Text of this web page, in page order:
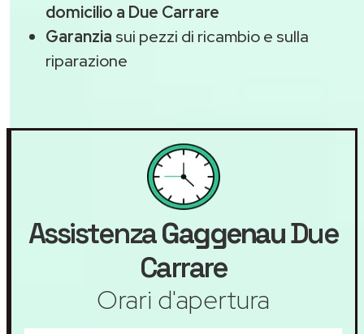
domicilio a Due Carrare
Garanzia sui pezzi di ricambio e sulla
riparazione
AssistenzaGaggenauDue
Carrare
Orari d'apertura